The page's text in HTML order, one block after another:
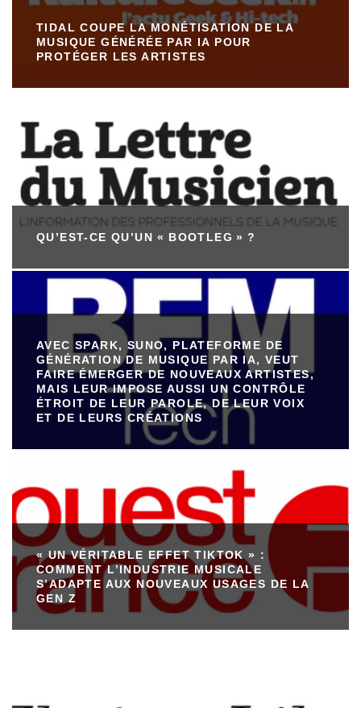
TIDAL COUPE LA MONÉTISATION DE LA
MUSIQUE GÉNÉRÉE PAR IA POUR
PROTÉGER LES ARTISTES
QU’EST-CE QU’UN « BOOTLEG » ?
AVEC SPARK, SUNO, PLATEFORME DE
GÉNÉRATION DE MUSIQUE PAR IA, VEUT
FAIRE ÉMERGER DE NOUVEAUX ARTISTES,
MAIS LEUR IMPOSE AUSSI UN CONTRÔLE
ÉTROIT DE LEUR PAROLE, DE LEUR VOIX
ET DE LEURS CRÉATIONS
« UN VÉRITABLE EFFET TIKTOK » :
COMMENT L’INDUSTRIE MUSICALE
S’ADAPTE AUX NOUVEAUX USAGES DE LA
GEN Z